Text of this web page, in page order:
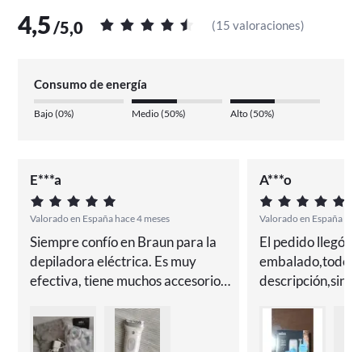
4,5/5,0 (15 valoraciones)
Consumo de energía
Bajo(0%) Medio(50%) Alto(50%)
E***a
Valorado en España hace 4 meses
Siempre confío en Braun para la
depiladora eléctrica. Es muy
efectiva, tiene muchos accesorios
compra de este formato con los
accesorios SPA. También incluye
A***o
Valorado en España
El pedido llegó
embalado,todo
descripción,sin
dentro de la